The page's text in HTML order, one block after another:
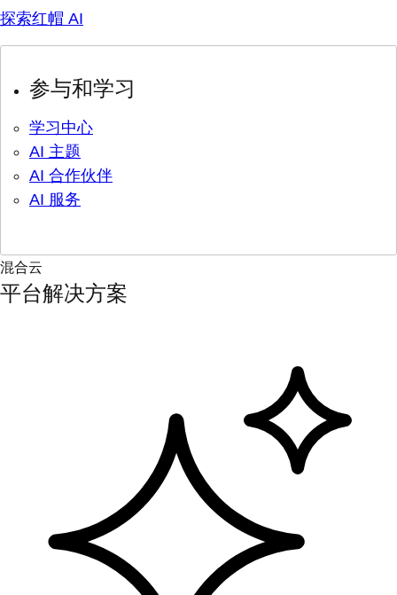
探索红帽 AI
参与和学习
学习中心
AI 主题
AI 合作伙伴
AI 服务
混合云
平台解决方案